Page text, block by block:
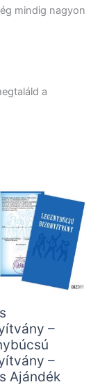
mindig nagyon
a
–
–
Ajándék